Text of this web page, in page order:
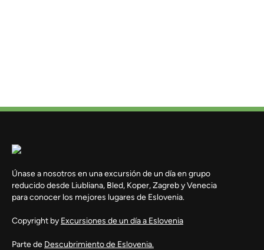
Únase a nosotros en una excursión de un día en grupo
reducido desde Liubliana, Bled, Koper, Zagreb y Venecia
para conocer los mejores lugares de Eslovenia.
Copyright by Excursiones de un día a Eslovenia
Parte de Descubrimiento de Eslovenia.